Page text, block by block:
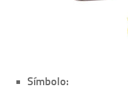
Símbolo: